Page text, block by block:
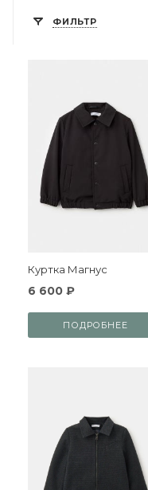
ФИЛЬТР
Куртка Магнус
6 600 ₽
ПОДРОБНЕЕ